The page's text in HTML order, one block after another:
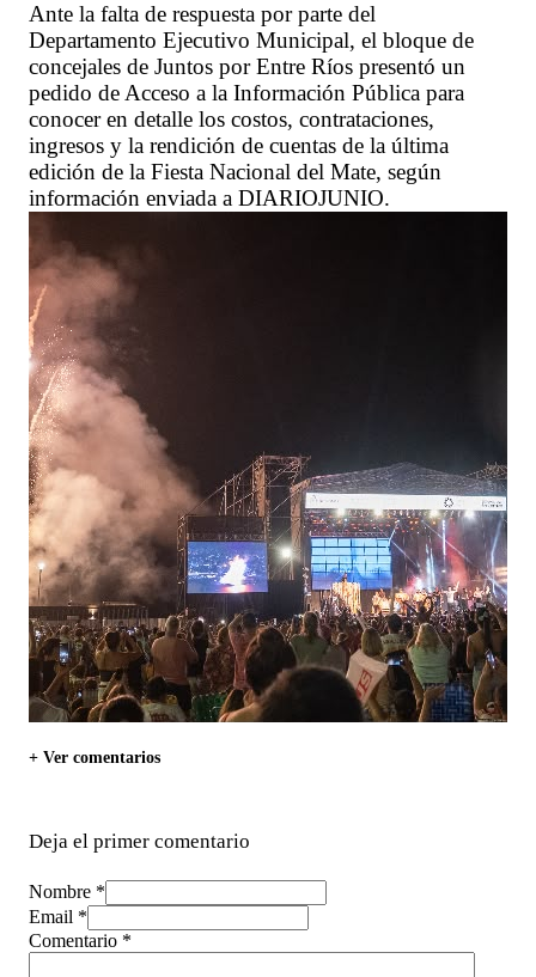
Ante la falta de respuesta por parte del
Departamento Ejecutivo Municipal, el bloque de
concejales de Juntos por Entre Ríos presentó un
pedido de Acceso a la Información Pública para
conocer en detalle los costos, contrataciones,
ingresos y la rendición de cuentas de la última
edición de la Fiesta Nacional del Mate, según
información enviada a DIARIOJUNIO.
+ Ver comentarios
Deja el primer comentario
Nombre *
Email *
Comentario *